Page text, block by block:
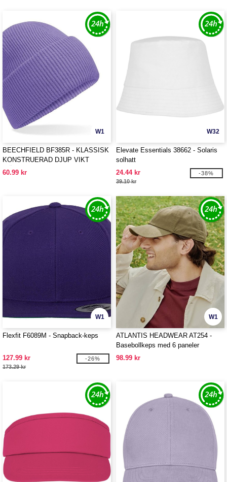
W1
BEECHFIELD BF385R - KLASSISK
KONSTRUERAD DJUP VIKT
MÖSSA
60.99 kr
W32
Elevate Essentials 38662 - Solaris
solhatt
24.44 kr
39.10 kr
-38%
W1
Flexfit F6089M - Snapback-keps
127.99 kr
173.29 kr
-26%
W1
ATLANTIS HEADWEAR AT254 -
Basebollkeps med 6 paneler
98.99 kr